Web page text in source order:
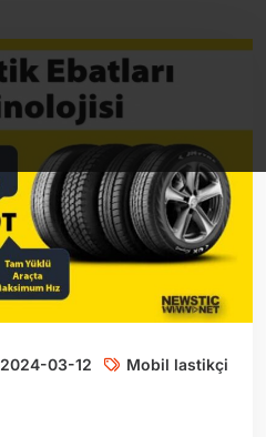
2024-03-12 Mobil lastikçi